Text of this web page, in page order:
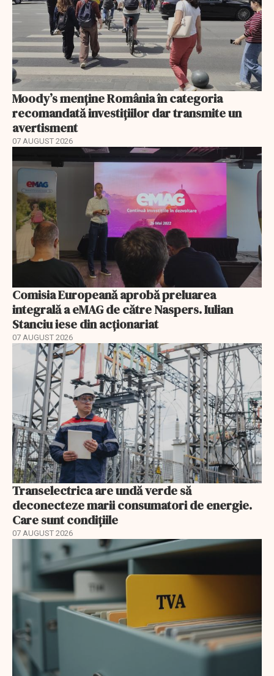
Moody’s menține România în categoria
recomandată investițiilor dar transmite un
avertisment
07 AUGUST 2026
Comisia Europeană aprobă preluarea
integrală a eMAG de către Naspers. Iulian
Stanciu iese din acționariat
07 AUGUST 2026
Transelectrica are undă verde să
deconecteze marii consumatori de energie.
Care sunt condițiile
07 AUGUST 2026